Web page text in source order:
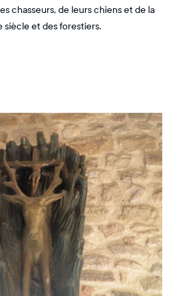
chasseurs, de leurs chiens et de la
siècle et des forestiers.